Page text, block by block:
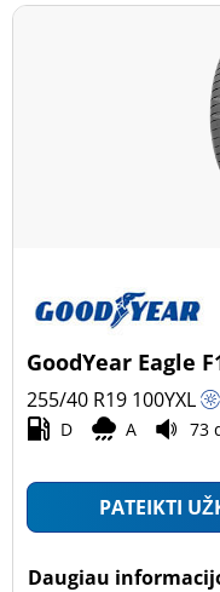
GoodYear Eagle
255/40 R19 100YXL
D A 73
PATEIKTI
Daugiau